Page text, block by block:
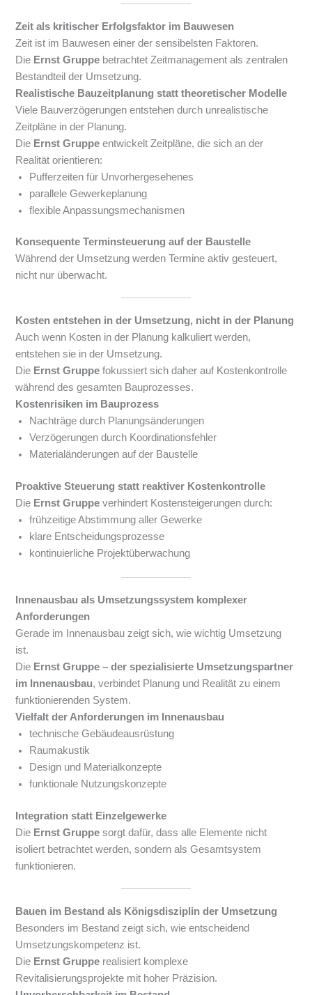
Zeit als kritischer Erfolgsfaktor im Bauwesen
Zeit ist im Bauwesen einer der sensibelsten Faktoren.
Die Ernst Gruppe betrachtet Zeitmanagement als zentralen
Bestandteil der Umsetzung.
Realistische Bauzeitplanung statt theoretischer Modelle
Viele Bauverzögerungen entstehen durch unrealistische
Zeitpläne in der Planung.
Die Ernst Gruppe entwickelt Zeitpläne, die sich an der
Realität orientieren:
Pufferzeiten für Unvorhergesehenes
parallele Gewerkeplanung
flexible Anpassungsmechanismen
Konsequente Terminsteuerung auf der Baustelle
Während der Umsetzung werden Termine aktiv gesteuert,
nicht nur überwacht.
Kosten entstehen in der Umsetzung, nicht in der Planung
Auch wenn Kosten in der Planung kalkuliert werden,
entstehen sie in der Umsetzung.
Die Ernst Gruppe fokussiert sich daher auf Kostenkontrolle
während des gesamten Bauprozesses.
Kostenrisiken im Bauprozess
Nachträge durch Planungsänderungen
Verzögerungen durch Koordinationsfehler
Materialänderungen auf der Baustelle
Proaktive Steuerung statt reaktiver Kostenkontrolle
Die Ernst Gruppe verhindert Kostensteigerungen durch:
frühzeitige Abstimmung aller Gewerke
klare Entscheidungsprozesse
kontinuierliche Projektüberwachung
Innenausbau als Umsetzungssystem komplexer
Anforderungen
Gerade im Innenausbau zeigt sich, wie wichtig Umsetzung
ist.
Die Ernst Gruppe – der spezialisierte Umsetzungspartner
im Innenausbau, verbindet Planung und Realität zu einem
funktionierenden System.
Vielfalt der Anforderungen im Innenausbau
technische Gebäudeausrüstung
Raumakustik
Design und Materialkonzepte
funktionale Nutzungskonzepte
Integration statt Einzelgewerke
Die Ernst Gruppe sorgt dafür, dass alle Elemente nicht
isoliert betrachtet werden, sondern als Gesamtsystem
funktionieren.
Bauen im Bestand als Königsdisziplin der Umsetzung
Besonders im Bestand zeigt sich, wie entscheidend
Umsetzungskompetenz ist.
Die Ernst Gruppe realisiert komplexe
Revitalisierungsprojekte mit hoher Präzision.